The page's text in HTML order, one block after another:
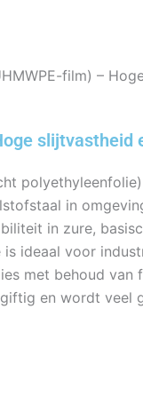
film) –
in
in zure,
ideaal voor
met behoud van
en wordt veel